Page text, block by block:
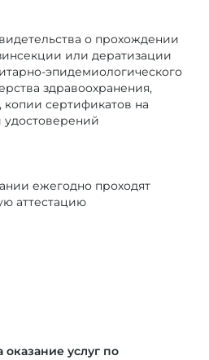
о прохождении
или дератизации
эпидемиологического
здравоохранения,
копии сертификатов на
удостоверений
ежегодно проходят
аттестацию
услуг по